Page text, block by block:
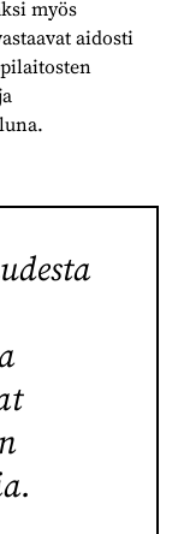
myös
aidosti